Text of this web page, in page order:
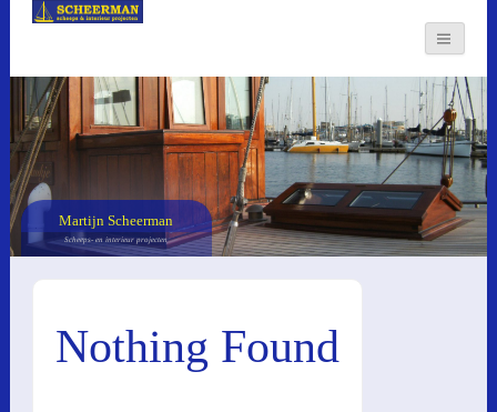
Martijn Scheerman
Scheeps- en interieur projecten
Nothing Found